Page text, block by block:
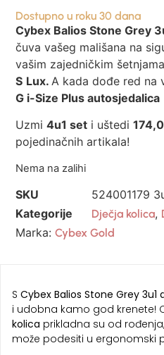
Dostupno u roku 30 dana
Cybex Balios Stone Grey
čuva vašeg mališana na
vašim zajedničkim
S Lux. A kada dođe red na
G i-Size Plus autosjedalica
Uzmi4u1 set i uštedi174
pojedinačnih artikala!
Nema na zalihi
SKU
524001179
Kategorije
Dječja kolica,
Marka:Cybex Gold
S Cybex Balios Stone Grey 3u1
i udobna kamo god krenete!
kolica prikladna su od
može podesiti u ergonomski